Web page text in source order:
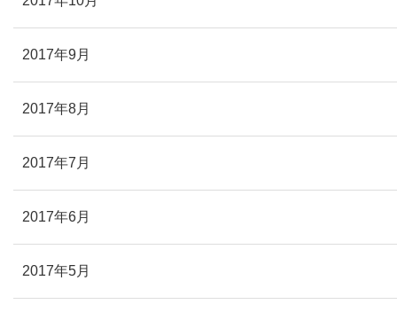
2017年9月
2017年8月
2017年7月
2017年6月
2017年5月